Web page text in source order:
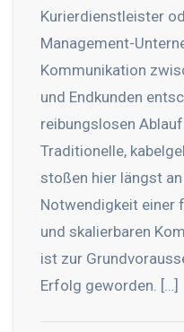
Kurierdienstleister
Management-
Kommunikation
und Endkunden
reibungslosen
Traditionelle,
stoßen hier längst
Notwendigkeit einer
und skalierbaren
ist zur
Erfolg geworden. […]